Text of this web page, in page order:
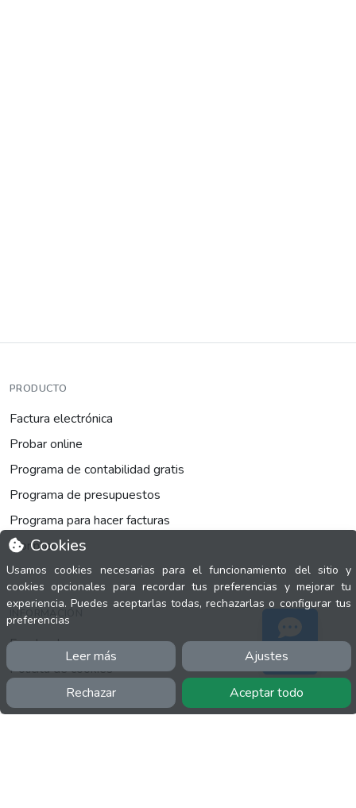
Cookies
Usamos cookies necesarias para el funcionamiento del sitio y
cookies opcionales para recordar tus preferencias y mejorar tu
experiencia. Puedes aceptarlas todas, rechazarlas o configurar tus
preferencias
Leer más Ajustes
Rechazar Aceptar todo
PRODUCTO
Factura electrónica
Probar online
Programa de contabilidad gratis
Programa de presupuestos
Programa para hacer facturas
fsprinter
INFORMACIÓN
Facebook
Polícita de cookies
Política de privacidad
Términos y condiciones
Soporte